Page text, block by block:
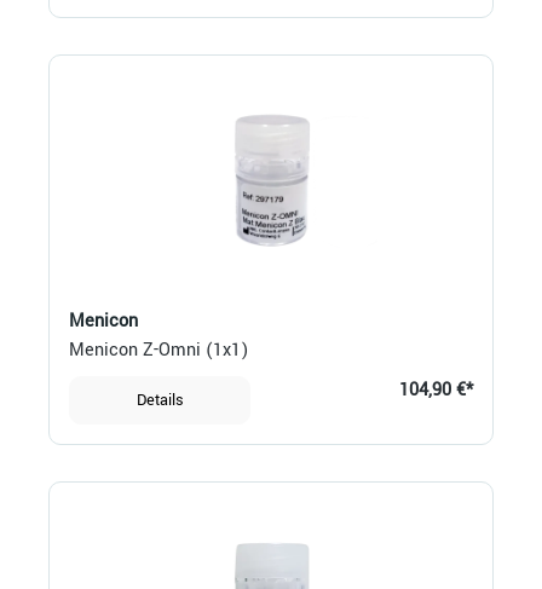
Menicon
Menicon Z-Omni (1x1)
Details 104,90 €*